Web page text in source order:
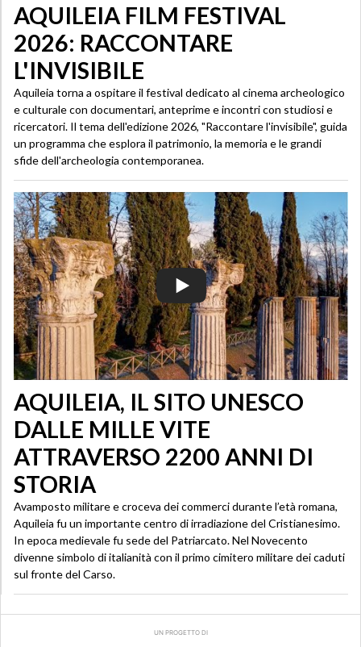
AQUILEIA FILM FESTIVAL
2026: RACCONTARE
L'INVISIBILE
Aquileia torna a ospitare il festival dedicato al cinema archeologico
e culturale con documentari, anteprime e incontri con studiosi e
ricercatori. Il tema dell'edizione 2026, "Raccontare l'invisibile", guida
un programma che esplora il patrimonio, la memoria e le grandi
sfide dell'archeologia contemporanea.
AQUILEIA, IL SITO UNESCO
DALLE MILLE VITE
ATTRAVERSO 2200 ANNI DI
STORIA
Avamposto militare e croceva dei commerci durante l’età romana,
Aquileia fu un importante centro di irradiazione del Cristianesimo.
In epoca medievale fu sede del Patriarcato. Nel Novecento
divenne simbolo di italianità con il primo cimitero militare dei caduti
sul fronte del Carso.
UN PROGETTO DI